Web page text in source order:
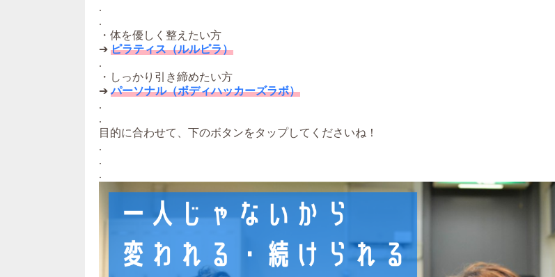
.
.
・体を優しく整えたい方
➔ ピラティス（ルルピラ）
.
・しっかり引き締めたい方
➔パーソナル（ボディハッカーズラボ）
.
.
目的に合わせて、下のボタンをタップしてくださいね！
.
.
.